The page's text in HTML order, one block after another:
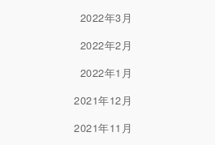
2022年3月
2022年2月
2022年1月
2021年12月
2021年11月